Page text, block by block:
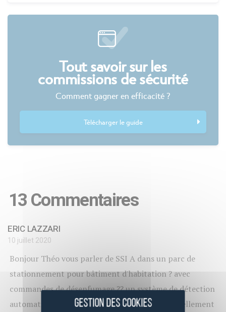
Tout savoir sur les
commissions de sécurité
Comment gagner en efficacité ?
Télécharger le guide
13 Commentaires
ERIC LAZZARI
10 juillet 2020
Bonjour Théo vous parler de SSI A dans un parc de
stationnement pour bâtiment d'habitation ? avec
commandes de désenfumage ?? un système de détection
automatique dans certains cas assurant éventuellement
GESTION DES COOKIES